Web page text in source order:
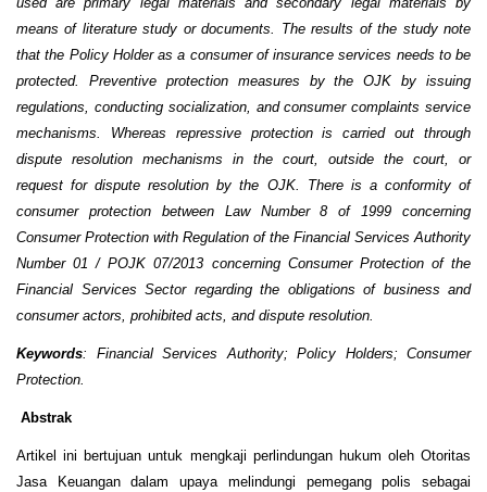
means of literature study or documents. The results of the study note
that the Policy Holder as a consumer of insurance services needs to be
protected. Preventive protection measures by the OJK by issuing
regulations, conducting socialization, and consumer complaints service
mechanisms. Whereas repressive protection is carried out through
dispute resolution mechanisms in the court, outside the court, or
request for dispute resolution by the OJK. There is a conformity of
consumer protection between Law Number 8 of 1999 concerning
Consumer Protection with Regulation of the Financial Services Authority
Number 01 / POJK 07/2013 concerning Consumer Protection of the
Financial Services Sector regarding the obligations of business and
consumer actors, prohibited acts, and dispute resolution.
Keywords: Financial Services Authority; Policy Holders; Consumer
Protection.
Abstrak
Artikel ini bertujuan untuk mengkaji perlindungan hukum oleh Otoritas
Jasa Keuangan dalam upaya melindungi pemegang polis sebagai